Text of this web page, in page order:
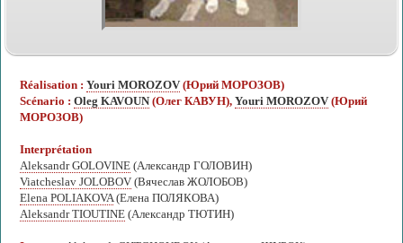
Réalisation : Youri MOROZOV (Юрий МОРОЗОВ)
Scénario : Oleg KAVOUN (Олег КАВУН), Youri MOROZOV (Юрий
МОРОЗОВ)
Interprétation
Aleksandr GOLOVINE (Александр ГОЛОВИН)
Viatcheslav JOLOBOV (Вячеслав ЖОЛОБОВ)
Elena POLIAKOVA (Елена ПОЛЯКОВА)
Aleksandr TIOUTINE (Александр ТЮТИН)